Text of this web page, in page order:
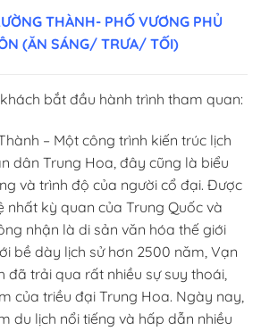
THÀNH- PHỐ VƯƠNG PHỦ
(ĂN SÁNG/ TRƯA/ TỐI)
bắt đầu hành trình tham quan:
– Một công trình kiến trúc lịch
dân Trung Hoa, đây cũng là biểu
và trình độ của người cổ đại. Được
nhất kỳ quan của Trung Quốc và
nhận là di sản văn hóa thế giới
bề dày lịch sử hơn 2500 năm, Vạn
đã trải qua rất nhiều sự suy thoái,
của triều đại Trung Hoa. Ngày nay,
du lịch nổi tiếng và hấp dẫn nhiều